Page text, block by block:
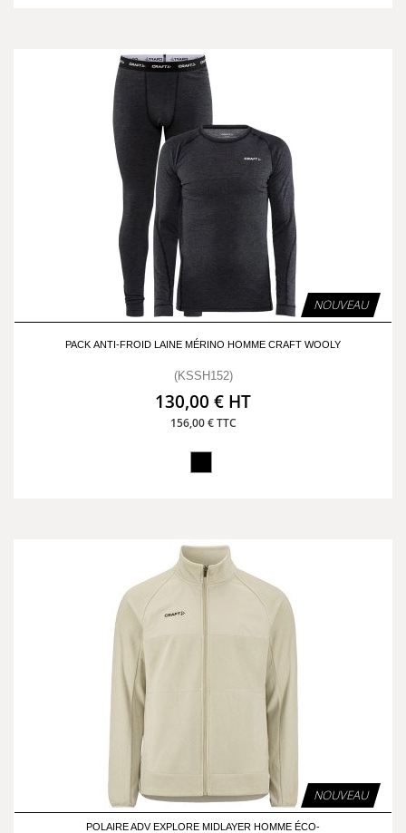
NOUVEAU
PACK ANTI-FROID LAINE MÉRINO HOMME CRAFT WOOLY
(KSSH152)
130,00 € HT
156,00 € TTC
NOUVEAU
POLAIRE ADV EXPLORE MIDLAYER HOMME ÉCO-